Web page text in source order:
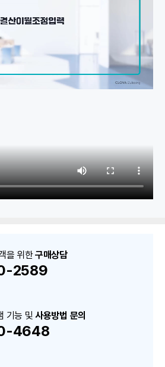
장/계정별거래처원장/총계정원장/거래처원
범주별 거래내역/거래처잔액표/미수미지급잔
구
매
을 위한구매상담
2589
기능 및 사용방법 문의
4648